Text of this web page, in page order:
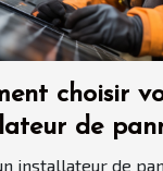
choisir
de
installateur de